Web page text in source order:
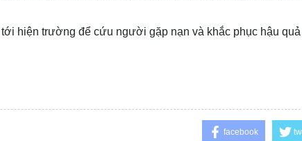
hiện trường để cứu người gặp nạn và khắc phục hậu
facebook